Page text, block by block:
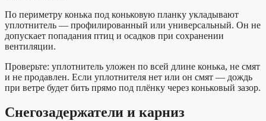
По периметру конька под коньковую планку укладывают
уплотнитель — профилированный или универсальный. Он не
допускает попадания птиц и осадков при сохранении
вентиляции.
Проверьте: уплотнитель уложен по всей длине конька, не смят
и не продавлен. Если уплотнителя нет или он смят — дождь
при ветре будет бить прямо под плёнку через коньковый зазор.
Снегозадержатели и карниз